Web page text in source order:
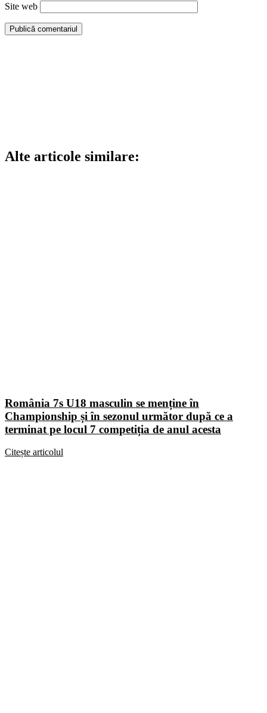
Site web
Alte articole similare:
România 7s U18 masculin se menține în
Championship și în sezonul următor după ce a
terminat pe locul 7 competiția de anul acesta
Citește articolul